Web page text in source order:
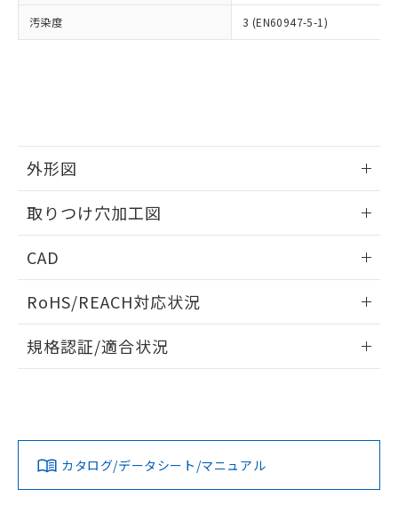
汚染度 3 (EN60947-5-1)
外形図
取りつけ穴加工図
CAD
ドすることができます。
ログイン/会員登録
ダウンロードデータをご利用いただく前に、以下を必ずお読
みください。
ソフトウェアの使用条件
RoHS/REACH対応状況
EU RoHS 注意事項・凡例
対応済み
規格認証/適合状況
カタログ/データシート/マニュアル
用者の範囲」に記載されている法人を
※本証明書は発行日時点で非含有を証明す
るもので、過去に遡って非含有を証明する
ものではありません。
り、2022年1月12日より割愛しておりま
す。